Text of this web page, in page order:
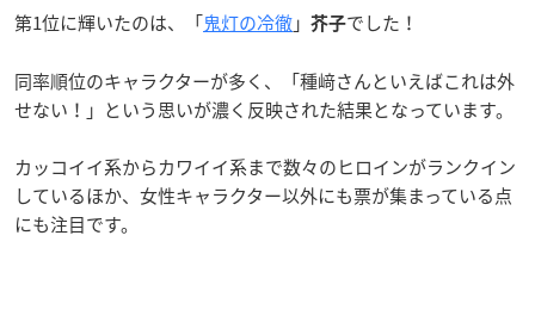
第1位に輝いたのは、「鬼灯の冷徹」 芥子でした！
同率順位のキャラクターが多く、「種﨑さんといえばこれは外
せない！」という思いが濃く反映された結果となっています。
カッコイイ系からカワイイ系まで数々のヒロインがランクイン
しているほか、女性キャラクター以外にも票が集まっている点
にも注目です。